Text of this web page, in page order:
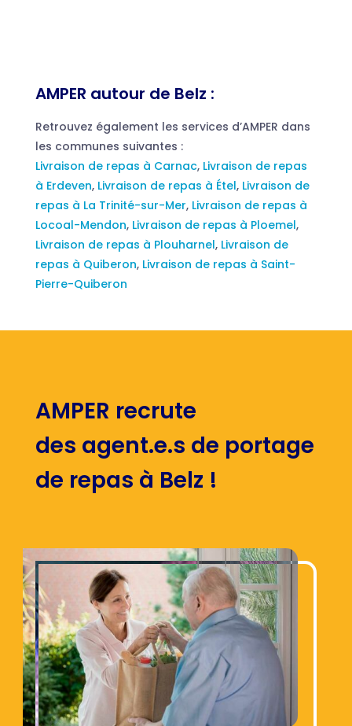
AMPER autour de Belz :
Retrouvez également les services d’AMPER dans
les communes suivantes :
Livraison de repas à Carnac, Livraison de repas
à Erdeven, Livraison de repas à Étel, Livraison de
repas à La Trinité-sur-Mer, Livraison de repas à
Locoal-Mendon, Livraison de repas à Ploemel,
Livraison de repas à Plouharnel, Livraison de
repas à Quiberon, Livraison de repas à Saint-
Pierre-Quiberon
AMPER recrute
des agent.e.s de portage
de repas à Belz !